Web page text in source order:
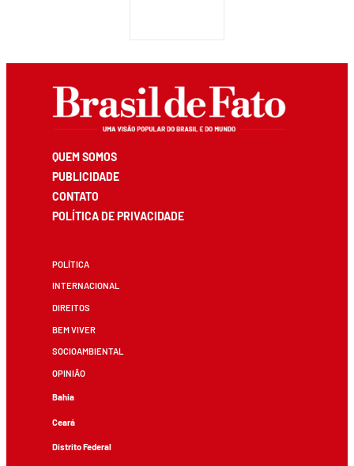
QUEM SOMOS
PUBLICIDADE
CONTATO
POLÍTICA DE PRIVACIDADE
POLÍTICA
INTERNACIONAL
DIREITOS
BEM VIVER
SOCIOAMBIENTAL
OPINIÃO
Bahia
Ceará
Distrito Federal